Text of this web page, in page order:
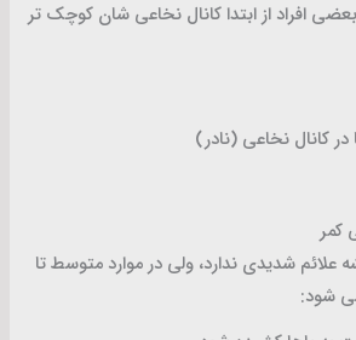
افراد از ابتدا کانال نخاعی شان کوچک تر
کمر
علائم شدیدی ندارد، ولی در موارد متوسط تا
شود: